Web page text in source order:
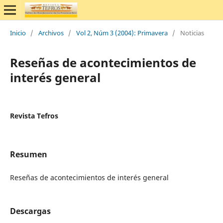
Inicio / Archivos / Vol 2, Núm 3 (2004): Primavera / Noticias
Reseñas de acontecimientos de
interés general
Revista Tefros
Resumen
Reseñas de acontecimientos de interés general
Descargas